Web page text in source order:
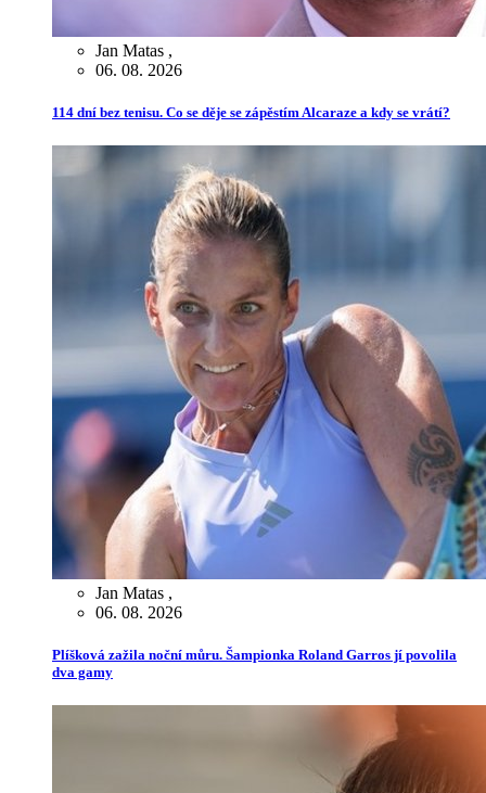
Jan Matas ,
06. 08. 2026
114 dní bez tenisu. Co se děje se zápěstím Alcaraze a kdy se vrátí?
Jan Matas ,
06. 08. 2026
Plíšková zažila noční můru. Šampionka Roland Garros jí povolila
dva gamy